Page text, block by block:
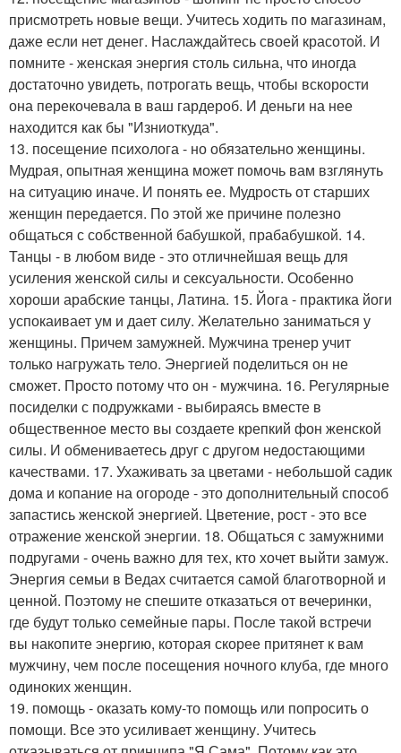
присмотреть новые вещи. Учитесь ходить по магазинам,
даже если нет денег. Наслаждайтесь своей красотой. И
помните - женская энергия столь сильна, что иногда
достаточно увидеть, потрогать вещь, чтобы вскорости
она перекочевала в ваш гардероб. И деньги на нее
находится как бы "Изниоткуда".
13. посещение психолога - но обязательно женщины.
Мудрая, опытная женщина может помочь вам взглянуть
на ситуацию иначе. И понять ее. Мудрость от старших
женщин передается. По этой же причине полезно
общаться с собственной бабушкой, прабабушкой. 14.
Танцы - в любом виде - это отличнейшая вещь для
усиления женской силы и сексуальности. Особенно
хороши арабские танцы, Латина. 15. Йога - практика йоги
успокаивает ум и дает силу. Желательно заниматься у
женщины. Причем замужней. Мужчина тренер учит
только нагружать тело. Энергией поделиться он не
сможет. Просто потому что он - мужчина. 16. Регулярные
посиделки с подружками - выбираясь вместе в
общественное место вы создаете крепкий фон женской
силы. И обмениваетесь друг с другом недостающими
качествами. 17. Ухаживать за цветами - небольшой садик
дома и копание на огороде - это дополнительный способ
запастись женской энергией. Цветение, рост - это все
отражение женской энергии. 18. Общаться с замужними
подругами - очень важно для тех, кто хочет выйти замуж.
Энергия семьи в Ведах считается самой благотворной и
ценной. Поэтому не спешите отказаться от вечеринки,
где будут только семейные пары. После такой встречи
вы накопите энергию, которая скорее притянет к вам
мужчину, чем после посещения ночного клуба, где много
одиноких женщин.
19. помощь - оказать кому-то помощь или попросить о
помощи. Все это усиливает женщину. Учитесь